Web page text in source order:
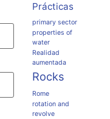
Prácticas
primary sector
properties of
water
Realidad
aumentada
Rocks
Rome
rotation and
revolve